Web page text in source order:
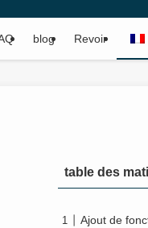
blog Revoir
table des
Ajout de